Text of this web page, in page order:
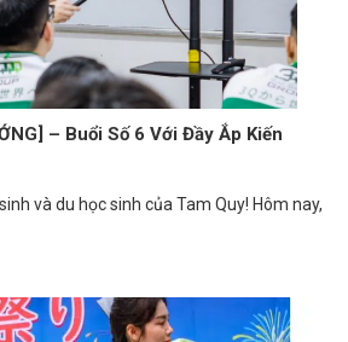
– Buổi Số 6 Với Đầy Ắp Kiến
và du học sinh của Tam Quy! Hôm nay,